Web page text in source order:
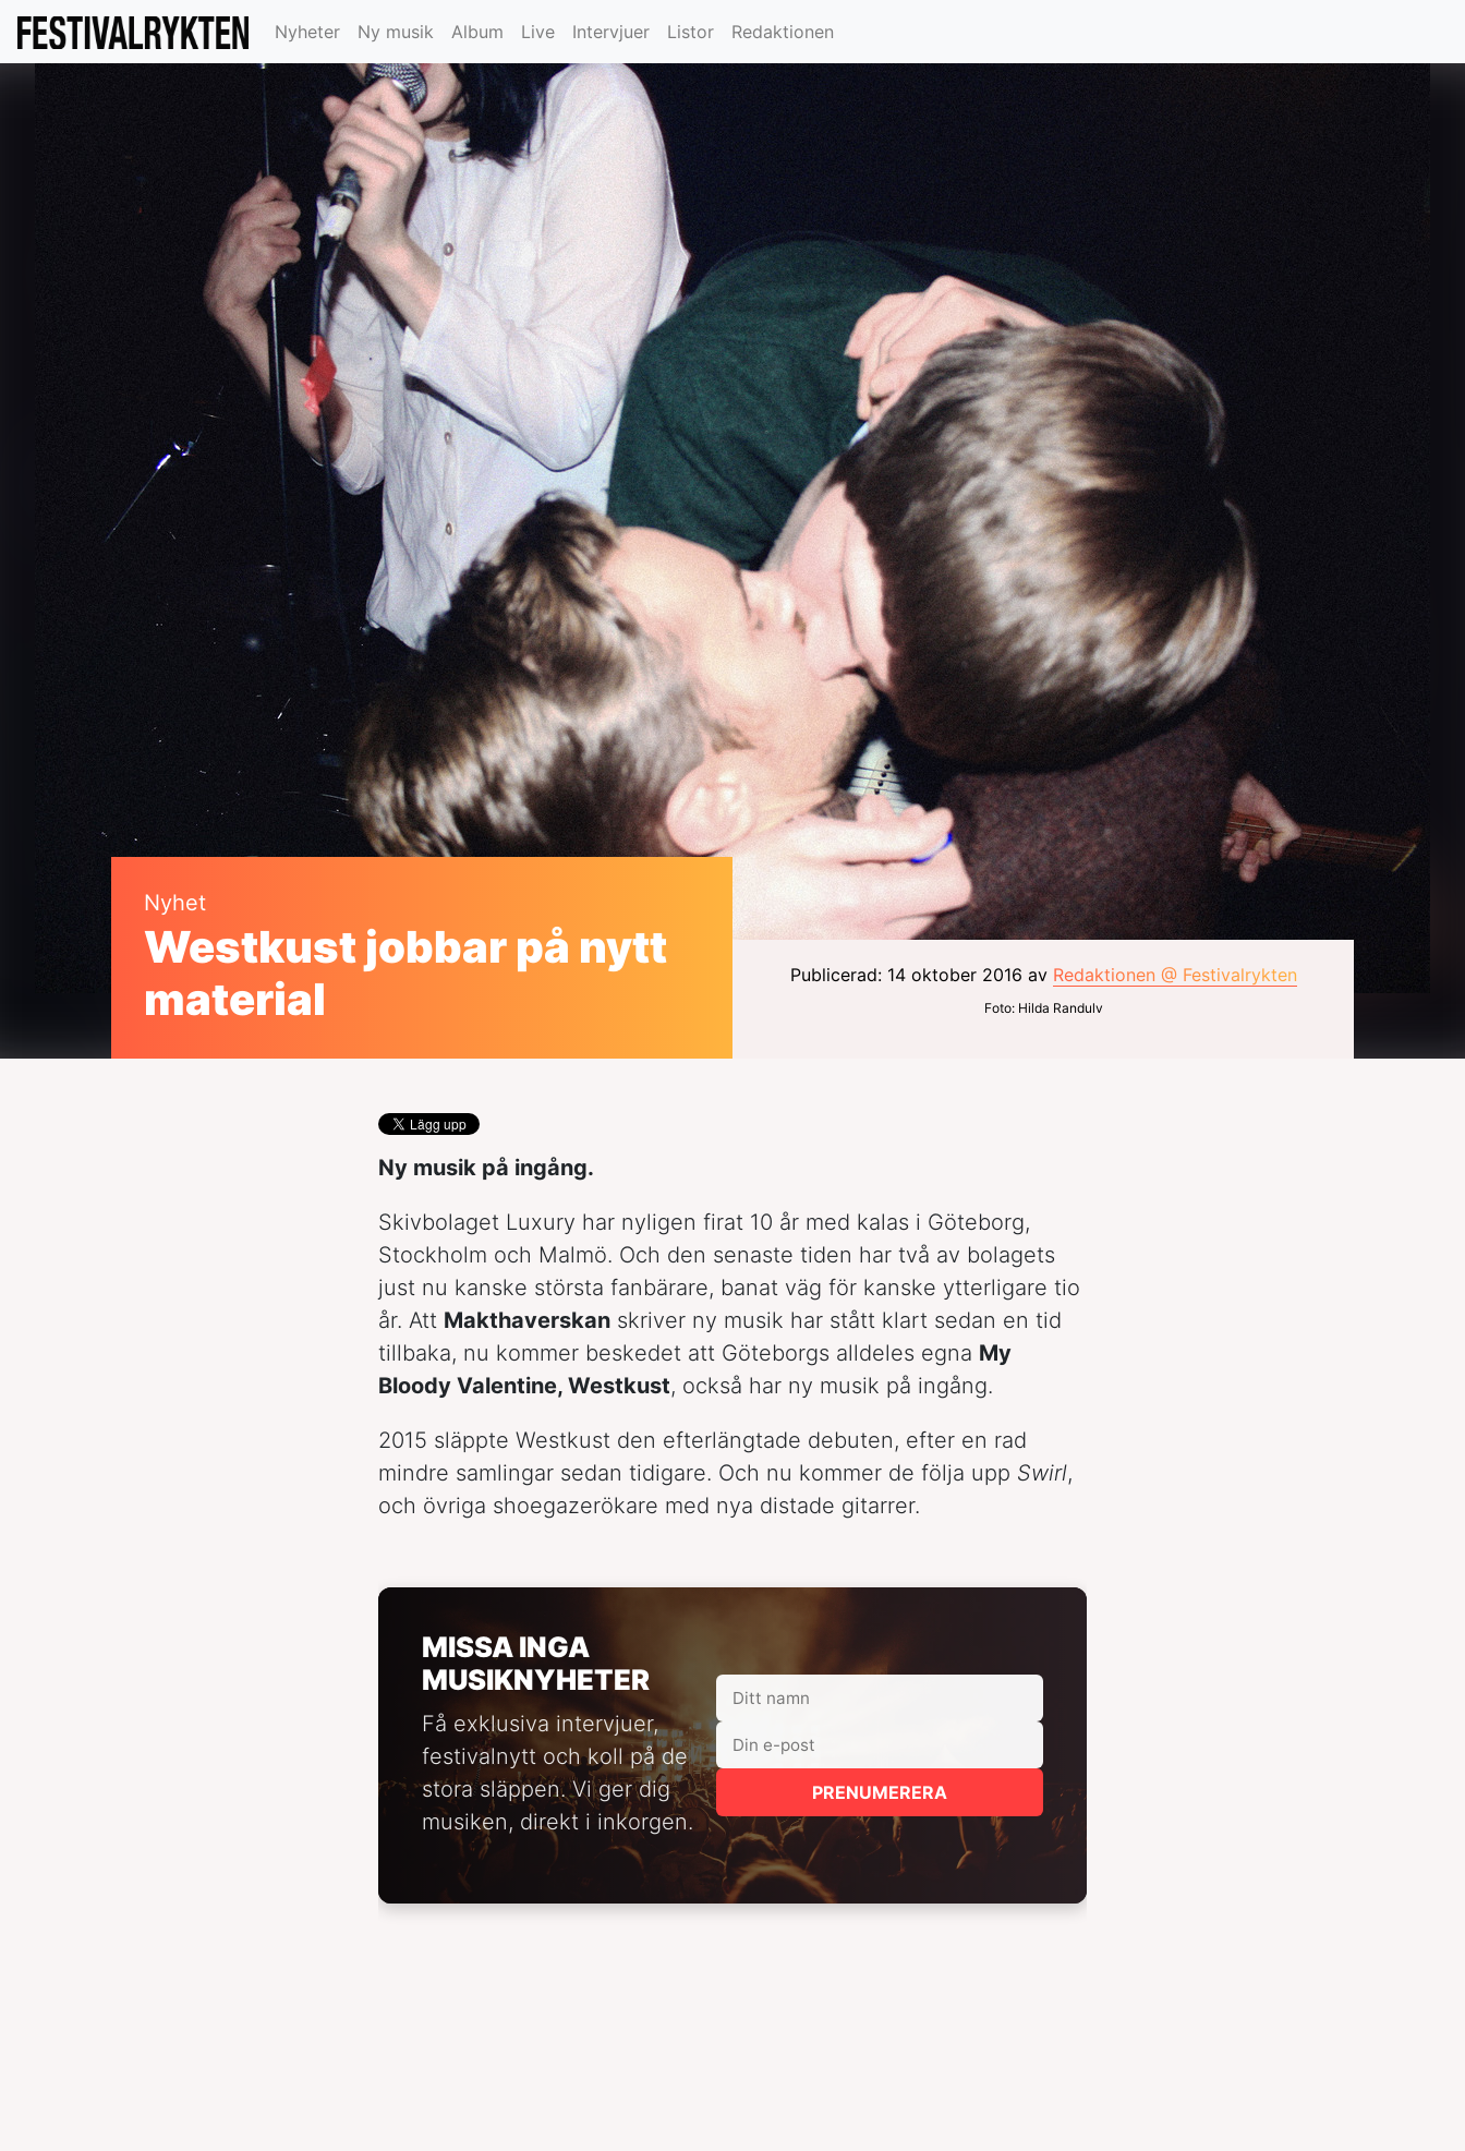
Nyheter Ny musik Album Live Intervjuer Listor Redaktionen
Nyhet
Westkust jobbar på nytt
material
Publicerad: 14 oktober 2016 av Redaktionen @ Festivalrykten
Foto: Hilda Randulv
Ny musik på ingång.
Skivbolaget Luxury har nyligen firat 10 år med kalas i Göteborg,
Stockholm och Malmö. Och den senaste tiden har två av bolagets
just nu kanske största fanbärare, banat väg för kanske ytterligare tio
år. Att Makthaverskan skriver ny musik har stått klart sedan en tid
tillbaka, nu kommer beskedet att Göteborgs alldeles egna My
Bloody Valentine, Westkust, också har ny musik på ingång.
2015 släppte Westkust den efterlängtade debuten, efter en rad
mindre samlingar sedan tidigare. Och nu kommer de följa upp Swirl,
och övriga shoegazerökare med nya distade gitarrer.
MISSA INGA
MUSIKNYHETER
Få exklusiva intervjuer,
festivalnytt och koll på de
stora släppen. Vi ger dig
musiken, direkt i inkorgen.
PRENUMERERA